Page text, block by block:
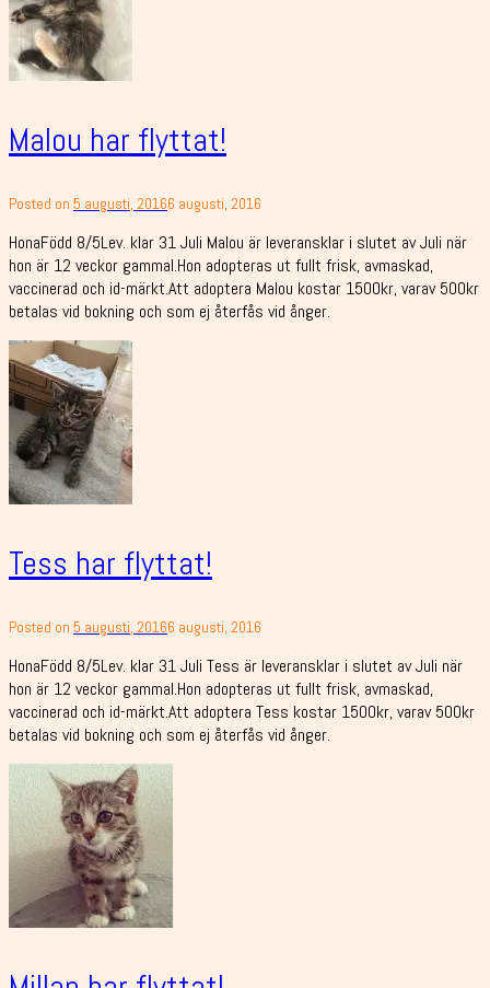
Malou har flyttat!
Posted on 5 augusti, 20166 augusti, 2016
HonaFödd 8/5Lev. klar 31 Juli Malou är leveransklar i slutet av Juli när
hon är 12 veckor gammal.Hon adopteras ut fullt frisk, avmaskad,
vaccinerad och id-märkt.Att adoptera Malou kostar 1500kr, varav 500kr
betalas vid bokning och som ej återfås vid ånger.
Tess har flyttat!
Posted on 5 augusti, 20166 augusti, 2016
HonaFödd 8/5Lev. klar 31 Juli Tess är leveransklar i slutet av Juli när
hon är 12 veckor gammal.Hon adopteras ut fullt frisk, avmaskad,
vaccinerad och id-märkt.Att adoptera Tess kostar 1500kr, varav 500kr
betalas vid bokning och som ej återfås vid ånger.